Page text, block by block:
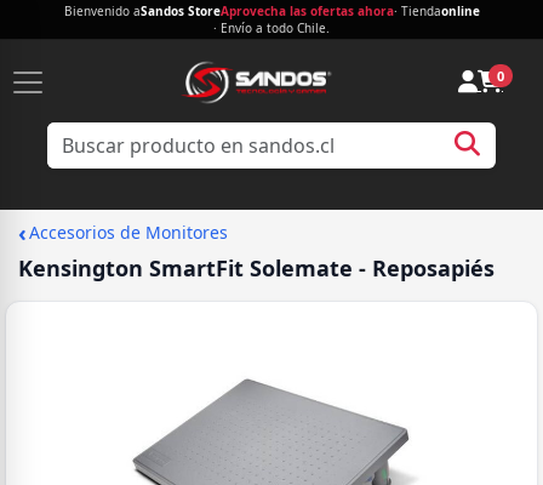
Bienvenido aSandos StoreAprovecha las ofertas ahora· Tiendaonline
· Envío a todo Chile.
0
‹Accesorios de Monitores
Kensington SmartFit Solemate - Reposapiés